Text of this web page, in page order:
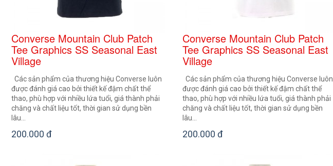
Converse Mountain Club Patch
Tee Graphics SS Seasonal East
Village
Các sản phẩm của thương hiệu Converse luôn
được đánh giá cao bởi thiết kế đậm chất thể
thao, phù hợp với nhiều lứa tuổi, giá thành phải
chăng và chất liệu tốt, thời gian sử dụng bền
lâu...
200.000 đ
Converse Mountain Club Patch
Tee Graphics SS Seasonal East
Village
Các sản phẩm của thương hiệu Converse luôn
được đánh giá cao bởi thiết kế đậm chất thể
thao, phù hợp với nhiều lứa tuổi, giá thành phải
chăng và chất liệu tốt, thời gian sử dụng bền
lâu...
200.000 đ